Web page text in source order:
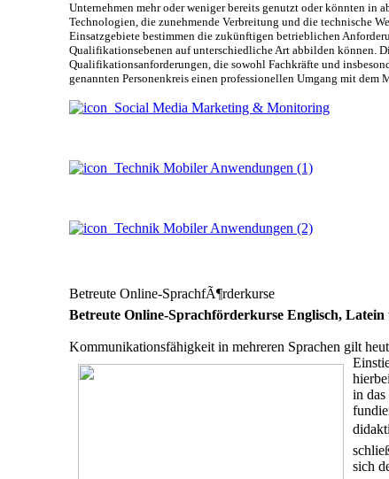
Unternehmen mehr oder weniger bereits genutzt oder könnten in
Technologien, die zunehmende Verbreitung und die technische
Einsatzgebiete bestimmen die zukünftigen betrieblichen
Qualifikationsebenen auf unterschiedliche Art abbilden können.
Qualifikationsanforderungen, die sowohl Fachkräfte und
genannten Personenkreis einen professionellen Umgang mit dem
Social Media Marketing & Monitoring
Technik Mobiler Anwendungen (1)
Technik Mobiler Anwendungen (2)
Betreute Online-SprachfÃ¶rderkurse
Betreute Online-Sprachförderkurse Englisch, Latein
Kommunikationsfähigkeit in mehreren Sprachen gilt
in
sich